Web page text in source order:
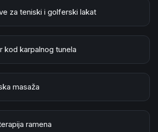
za teniski i golferski lakat
kod karpalnog tunela
masaža
ramena